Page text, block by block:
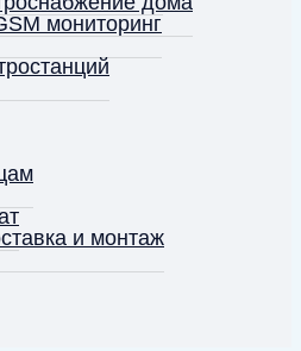
мониторинг
и монтаж